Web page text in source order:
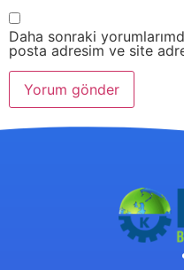
Daha sonraki
posta adresim ve site